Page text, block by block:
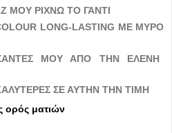
ΜΟΥ ΡΙΧΝΩ ΤΟ ΓΑΝΤΙ
LONG-LASTING ΜΕ ΜΥΡΟ
ΜΟΥ ΑΠΟ ΤΗΝ ΕΛΕΝΗ
ΣΕ ΑΥΤΗΝ ΤΗΝ ΤΙΜΗ
ορός ματιών